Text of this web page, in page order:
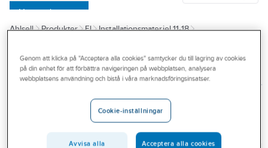
Varumärken
Kampanjer
Outlet
Branscher
Ahlsell Produkter El
Installationsmateriel 11-18
ZENNIO
Universaldimmer
UNIVERSALDIMMER
1X350W
ZDIDBDX1
Genom att klicka på "Acceptera alla cookies" samtycker du till lagring av cookies
på din enhet för att förbättra navigeringen på webbplatsen, analysera
webbplatsens användning och bistå i våra marknadsföringsinsatser.
Cookie-inställningar
Avvisa alla Acceptera alla cookies